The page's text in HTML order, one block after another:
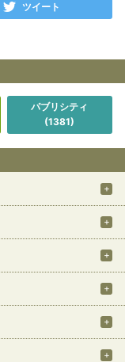
ツイート
パブリシティ
(1381)